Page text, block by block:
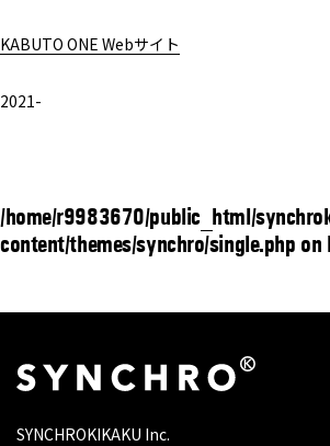
KABUTO ONE Webサイト
2021-
/home/r9983670/public_html/
content/themes/synchro/single.php on
SYNCHROKIKAKU Inc.